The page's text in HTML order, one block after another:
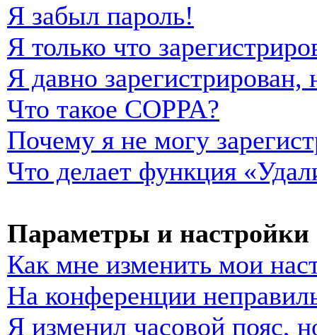
Я забыл пароль!
Я только что
Я давно
Что такое COPPA?
Почему я не могу
Что делает функция
Параметры и настройки
Как мне изменить мои
На конференции
Я изменил часовой пояс,